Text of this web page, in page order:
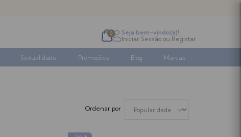
0
Seja bem-vindo(a)!
Iniciar Sessãoou Registar
Sexualidade Promoções Blog Marcas